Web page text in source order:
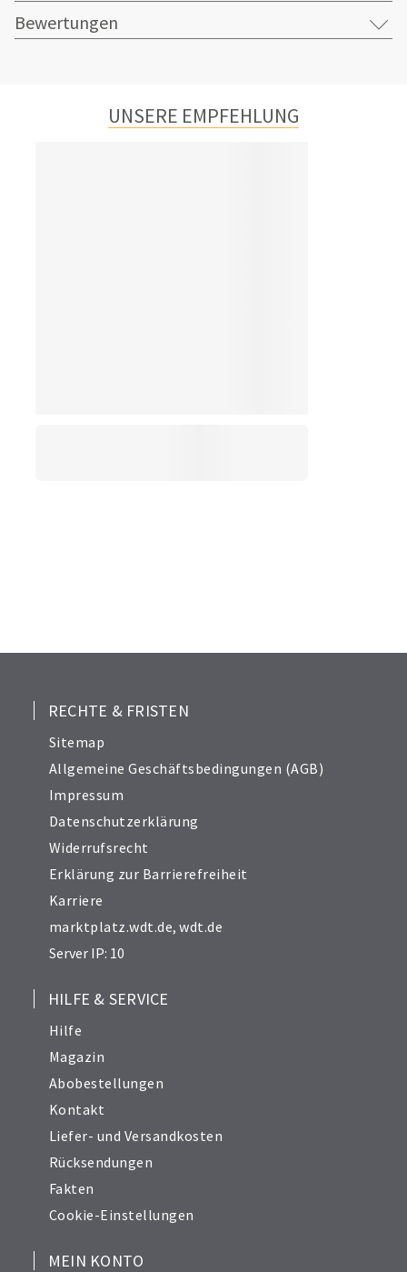
Bewertungen
UNSERE EMPFEHLUNG
RECHTE & FRISTEN
Sitemap
Allgemeine Geschäftsbedingungen (AGB)
Impressum
Datenschutzerklärung
Widerrufsrecht
Erklärung zur Barrierefreiheit
Karriere
marktplatz.wdt.de,wdt.de
Server IP: 10
HILFE & SERVICE
Hilfe
Magazin
Abobestellungen
Kontakt
Liefer- und Versandkosten
Rücksendungen
Fakten
Cookie-Einstellungen
MEIN KONTO